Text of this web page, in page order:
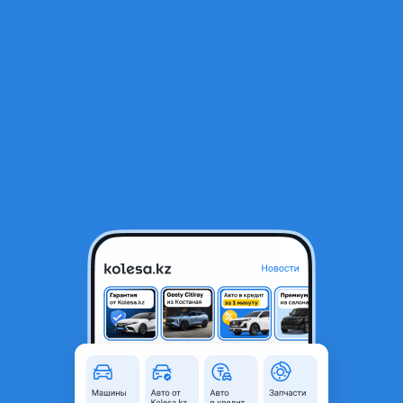
Стекло фары Mercedes-Benz s class w222 рестайлинг
Алматы, Алматинская